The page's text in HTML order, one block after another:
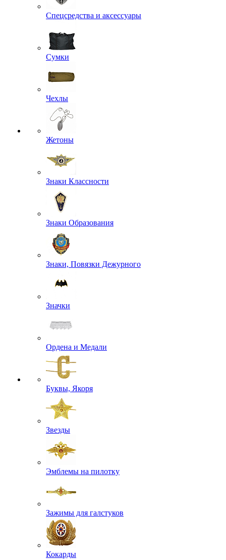
Спецсредства и аксессуары
Сумки
Чехлы
Жетоны
Знаки Классности
Знаки Образования
Знаки, Повязки Дежурного
Значки
Ордена и Медали
Буквы, Якоря
Звезды
Эмблемы на пилотку
Зажимы для галстуков
Кокарды